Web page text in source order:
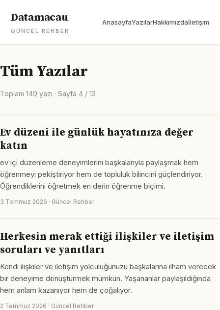
Datamacau
GÜNCEL REHBER
AnasayfaYazılarHakkımızdaİletişim
Tüm Yazılar
Toplam 149 yazı · Sayfa 4 / 13
Ev düzeni ile günlük hayatınıza değer
katın
ev içi düzenleme deneyimlerini başkalarıyla paylaşmak hem
öğrenmeyi pekiştiriyor hem de topluluk bilincini güçlendiriyor.
Öğrendiklerini öğretmek en derin öğrenme biçimi.
3 Temmuz 2026 · Güncel Rehber
Herkesin merak ettiği ilişkiler ve iletişim
soruları ve yanıtları
Kendi ilişkiler ve iletişim yolculuğunuzu başkalarına ilham verecek
bir deneyime dönüştürmek mümkün. Yaşananlar paylaşıldığında
hem anlam kazanıyor hem de çoğalıyor.
2 Temmuz 2026 · Güncel Rehber